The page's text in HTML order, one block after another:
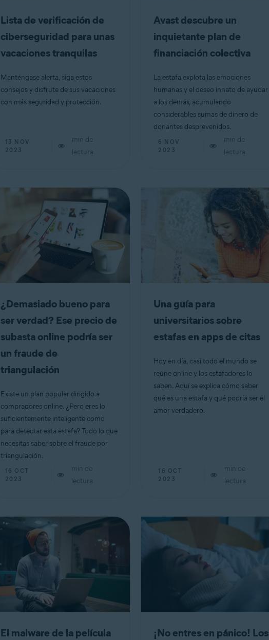
Lista de verificación de
ciberseguridad para unas
vacaciones tranquilas
Manténgase alerta, siga estos
consejos y disfrute de sus vacaciones
con más seguridad y protección.
13 NOV
2023
min de
lectura
Avast descubre un
inquietante plan de
financiación colectiva
La estafa explota las emociones
humanas y el deseo innato de ayudar
a los demás, acumulando
considerables sumas de dinero de
donantes desprevenidos.
6 NOV
2023
min de
lectura
¿Demasiado bueno para
ser verdad? Ese precio de
subasta online podría ser
un fraude de
triangulación
Existe un plan popular dirigido a
compradores online. ¿Pero eres lo
suficientemente inteligente como
para detectar esta estafa? Todo lo que
necesitas saber sobre el fraude por
triangulación.
16 OCT
2023
min de
lectura
Una guía para
universitarios sobre
estafas en apps de citas
Hoy en día, casi todo el mundo se
reúne online y los estafadores lo
saben. Aquí se explica cómo saber
qué es una estafa y qué podría ser el
amor verdadero.
16 OCT
2023
min de
lectura
El malware de la película
¡No entres en pánico! Los